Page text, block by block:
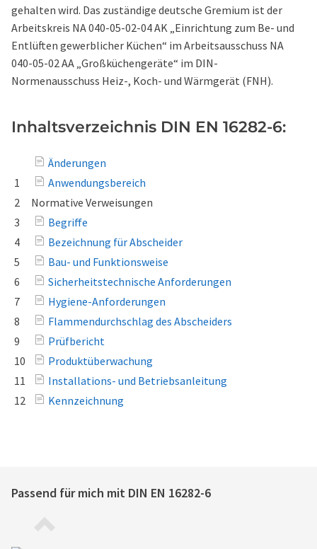
gehalten wird. Das zuständige deutsche Gremium ist der
Arbeitskreis NA 040-05-02-04 AK „Einrichtung zum Be- und
Entlüften gewerblicher Küchen“ im Arbeitsausschuss NA
040-05-02 AA „Großküchengeräte“ im DIN-
Normenausschuss Heiz-, Koch- und Wärmgerät (FNH).
Inhaltsverzeichnis DIN EN 16282-6:
Änderungen
1
Anwendungsbereich
2
Normative Verweisungen
3
Begriffe
4
Bezeichnung für Abscheider
5
Bau- und Funktionsweise
6
Sicherheitstechnische Anforderungen
7
Hygiene-Anforderungen
8
Flammendurchschlag des Abscheiders
9
Prüfbericht
10
Produktüberwachung
11
Installations- und Betriebsanleitung
12
Kennzeichnung
Passend für mich mit DIN EN 16282-6